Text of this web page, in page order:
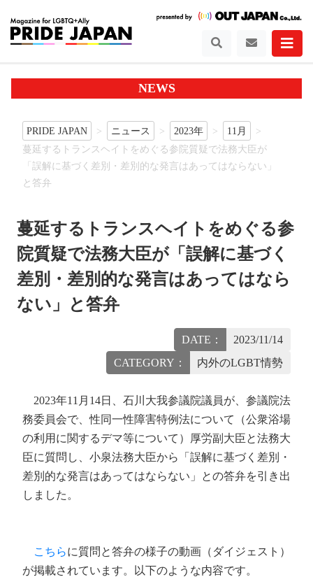
NEWS
PRIDE JAPAN ニュース 2023年
11月
蔓延するトランスヘイトをめぐる参院質疑で法務大臣が
「誤解に基づく差別・差別的な発言はあってはならない」
と答弁
蔓延するトランスヘイトをめぐる参
院質疑で法務大臣が「誤解に基づく
差別・差別的な発言はあってはなら
ない」と答弁
DATE：
2023/11/14
CATEGORY：
内外のLGBT情勢
2023年11月14日、石川大我参議院議員が、参議院法
務委員会で、性同一性障害特例法について（公衆浴場
の利用に関するデマ等について）厚労副大臣と法務大
臣に質問し、小泉法務大臣から「誤解に基づく差別・
差別的な発言はあってはならない」との答弁を引き出
しました。
こちらに質問と答弁の様子の動画（ダイジェスト）
が掲載されています。以下のような内容です。